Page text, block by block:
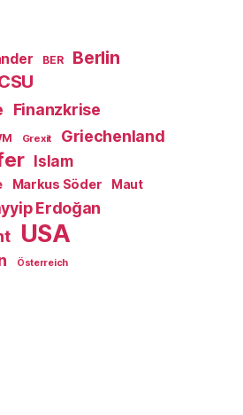
BER Berlin
Finanzkrise
Grexit Griechenland
Islam
Markus Söder Maut
Erdoğan
USA
Österreich